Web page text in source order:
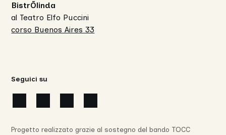
BistrŌlinda
al Teatro Elfo Puccini
corso Buenos Aires 33
Seguici su
Progetto realizzato grazie al sostegno del bando TOCC